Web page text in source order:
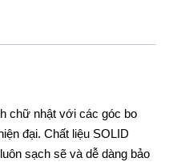
chữ nhật với các góc bo
đại. Chất liệu SOLID
sạch sẽ và dễ dàng bảo